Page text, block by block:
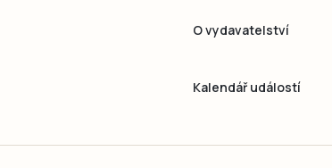
O vydavatelství
Kalendář událostí